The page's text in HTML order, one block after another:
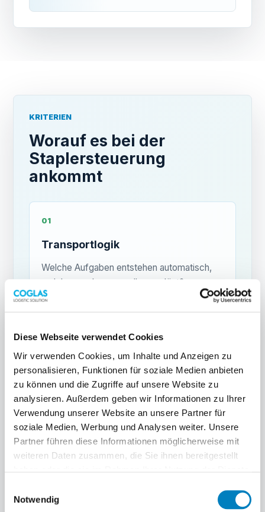
Diese Webseite verwendet Cookies
Wir verwenden Cookies, um Inhalte und Anzeigen zu
personalisieren, Funktionen für soziale Medien anbieten
zu können und die Zugriffe auf unsere Website zu
analysieren. Außerdem geben wir Informationen zu Ihrer
Verwendung unserer Website an unsere Partner für
soziale Medien, Werbung und Analysen weiter. Unsere
Partner führen diese Informationen möglicherweise mit
weiteren Daten zusammen, die Sie ihnen bereitgestellt
Notwendig
KRITERIEN
Worauf es bei der
Staplersteuerung
ankommt
01
Transportlogik
Welche Aufgaben entstehen automatisch,
welche werden manuell ausgelöst?
Geräte
Welche Staplerterminals, Scanner oder
mobile Geräte sind im Einsatz?
03
Priorisierung
Produktion, Versand, Nachschub oder